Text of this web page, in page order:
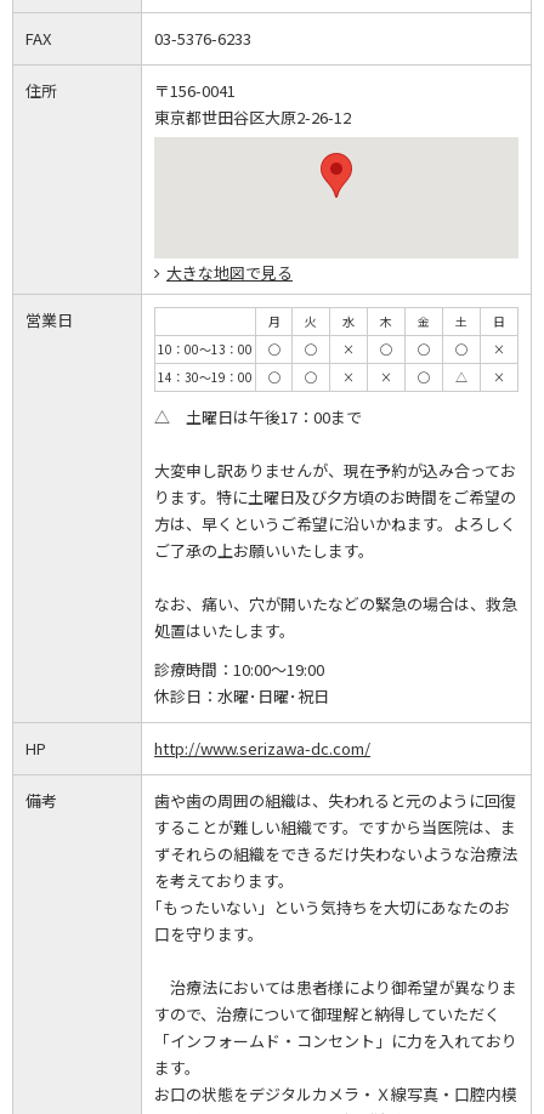
FAX 03-5376-6233
住所
〒156-0041
東京都世田谷区大原2-26-12
大きな地図で見る
営業日 月 火 水 木 金 土
日
10：00～13：00
◯ ◯ × ◯ ◯ ◯
×
14：30～19：00
◯ ◯ × × ◯ △ ×
△ 土曜日は午後17：00まで
大変申し訳ありませんが、現在予約が込み合ってお
ります。特に土曜日及び夕方頃のお時間をご希望の
方は、早くというご希望に沿いかねます。よろしく
ご了承の上お願いいたします。
なお、痛い、穴が開いたなどの緊急の場合は、救急
処置はいたします。
診療時間： 10:00～19:00
休診日： 水曜･日曜･祝日
HP http://www.serizawa-dc.com/
備考
歯や歯の周囲の組織は、失われると元のように回復
することが難しい組織です。ですから当医院は、ま
ずそれらの組織をできるだけ失わないような治療法
を考えております。
｢もったいない」という気持ちを大切にあなたのお
口を守ります。
治療法においては患者様により御希望が異なりま
すので、治療について御理解と納得していただく
「インフォームド・コンセント」に力を入れており
ます。
お口の状態をデジタルカメラ・Ｘ線写真・口腔内模